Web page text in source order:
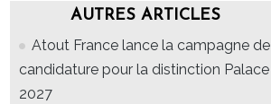
AUTRES ARTICLES
Atout France lance la campagne de
candidature pour la distinction Palace
2027